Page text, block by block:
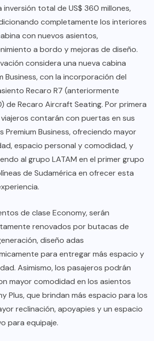
inversión total de US$ 360 millones,
completamente los interiores
con nuevos asientos,
a bordo y mejoras de diseño.
considera una nueva cabina
Business, con la incorporación del
Recaro R7 (anteriormente
de Recaro Aircraft Seating. Por primera
viajeros contarán con puertas en sus
Premium Business, ofreciendo mayor
espacio personal y comodidad, y
al grupo LATAM en el primer grupo
de Sudamérica en ofrecer esta
de clase Economy, serán
renovados por butacas de
diseño adas
para entregar más espacio y
Asimismo, los pasajeros podrán
mayor comodidad en los asientos
Plus, que brindan más espacio para los
reclinación, apoyapies y un espacio
para equipaje.